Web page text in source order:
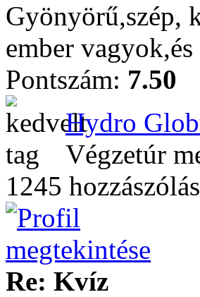
Gyönyörű,szép,
ember
Pontszám: 7.50
Hydro
Végzetúr
1245 hozzászólás
Re: Kvíz